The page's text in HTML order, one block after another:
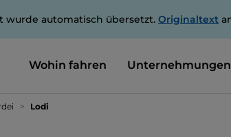
wurde automatisch übersetzt. Originaltext
Wohin fahren Unternehmungen
Lodi